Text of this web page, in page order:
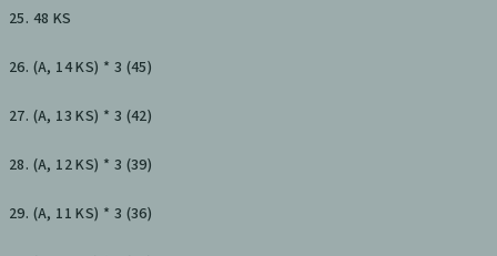
25. 48 KS
26. (A, 14 KS) * 3 (45)
27. (A, 13 KS) * 3 (42)
28. (A, 12 KS) * 3 (39)
29. (A, 11 KS) * 3 (36)